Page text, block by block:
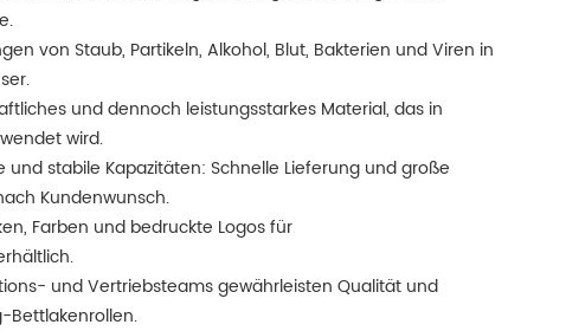
von Staub, Partikeln, Alkohol, Blut, Bakterien und Viren in
und dennoch leistungsstarkes Material, das in
wird.
stabile Kapazitäten: Schnelle Lieferung und große
Kundenwunsch.
Farben und bedruckte Logos für
und Vertriebsteams gewährleisten Qualität und
Bettlakenrollen.